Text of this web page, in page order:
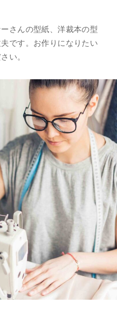
さんの型紙、洋裁本の型
です。お作りになりたい
い。